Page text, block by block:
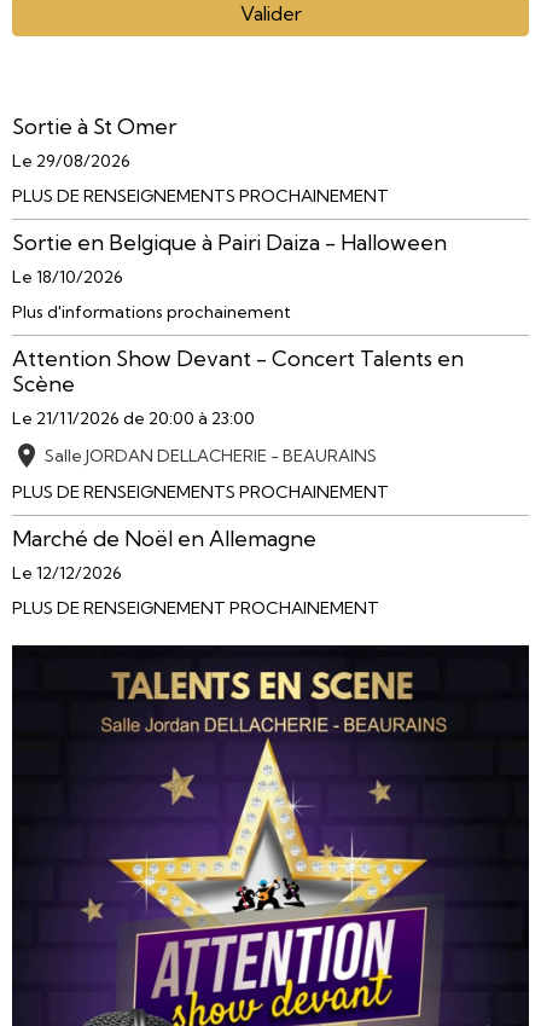
Valider
Sortie à St Omer
Le 29/08/2026
PLUS DE RENSEIGNEMENTS PROCHAINEMENT
Sortie en Belgique à Pairi Daiza - Halloween
Le 18/10/2026
Plus d'informations prochainement
Attention Show Devant - Concert Talents en
Scène
Le 21/11/2026 de 20:00 à 23:00
Salle JORDAN DELLACHERIE - BEAURAINS
PLUS DE RENSEIGNEMENTS PROCHAINEMENT
Marché de Noël en Allemagne
Le 12/12/2026
PLUS DE RENSEIGNEMENT PROCHAINEMENT